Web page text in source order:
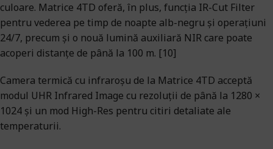
culoare. Matrice 4TD oferă, în plus, funcția IR-Cut Filter
pentru vederea pe timp de noapte alb-negru și operațiuni
24/7, precum și o nouă lumină auxiliară NIR care poate
acoperi distanțe de până la 100 m. [10]
Camera termică cu infraroșu de la Matrice 4TD acceptă
modul UHR Infrared Image cu rezoluții de până la 1280 ×
1024 și un mod High-Res pentru citiri detaliate ale
temperaturii.